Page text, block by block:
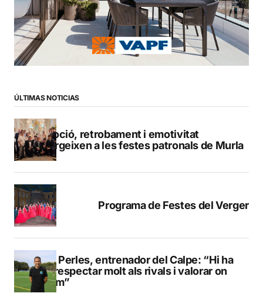
ÚLTIMAS NOTICIAS
Devoció, retrobament i emotivitat
emergeixen a les festes patronals de Murla
Programa de Festes del Verger
Pere Perles, entrenador del Calpe: “Hi ha
que respectar molt als rivals i valorar on
estem”